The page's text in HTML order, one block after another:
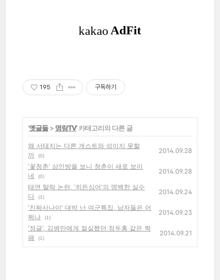
195 구독하기
'옛글들> 명랑TV' 카테고리의 다른 글
왜 서태지는 다른 게스트와 섞이지 못할
까
(0)
2014.09.28
'꽃청춘' 삼인방을 보니 청춘이 새로 보이
네
(0)
2014.09.28
태연 탈락 논란, '히든싱어'의 명백한 실수
다
(1)
2014.09.24
'진짜사나이' 대박 난 여군특집, 남자들은 어
쩌나
(1)
2014.09.23
'정글', 김병만에게 절실했던 정두홍 같은 짝
패
(1)
2014.09.21